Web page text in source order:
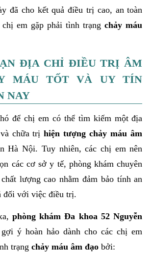
đã cho kết quả điều trị cao, an toàn
chị em gặp phải tình trạngchảy máu
ĐỊA CHỈ ĐIỀU TRỊ ÂM
MÁU TỐT VÀ UY TÍN
NAY
để chị em có thể tìm kiếm một địa
và chữa trịhiện tượng chảy máu âm
Hà Nội. Tuy nhiên, các chị em nên
các cơ sở y tế, phòng khám chuyên
lượng cao nhằm đảm bảo tính an
đối với việc điều trị.
phòng khám Đa khoa 52 Nguyễn
ý hoàn hảo dành cho các chị em
trạng chảy máu âm đạo bởi: